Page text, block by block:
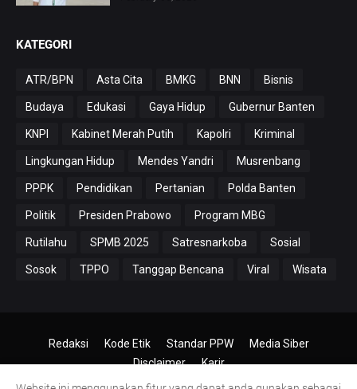
KATEGORI
ATR/BPN Asta Cita BMKG BNN Bisnis
Budaya Edukasi Gaya Hidup Gubernur Banten
KNPI Kabinet Merah Putih Kapolri Kriminal
Lingkungan Hidup Mendes Yandri Musrenbang
PPPK Pendidikan Pertanian Polda Banten
Politik Presiden Prabowo Program MBG
Rutilahu SPMB 2025 Satresnarkoba Sosial
Sosok TPPO Tanggap Bencana Viral Wisata
Redaksi Kode Etik Standar PPW
Media Siber
Disclaimer
Karir